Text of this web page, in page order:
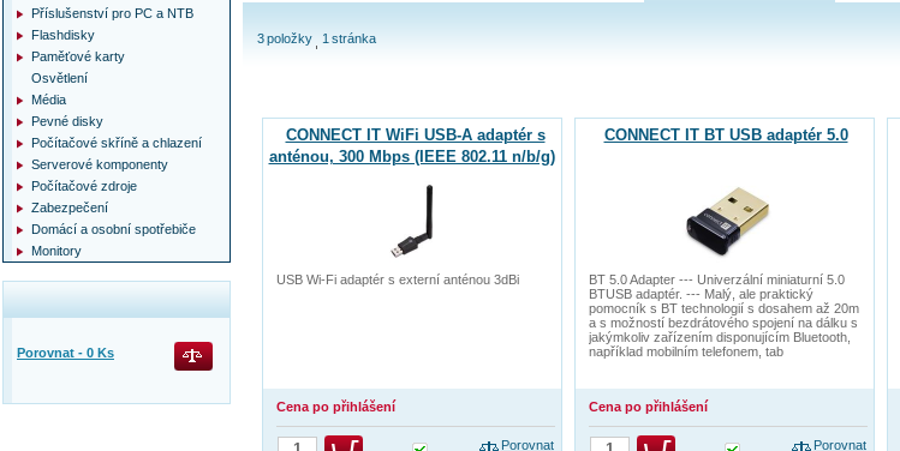
3položky 1 stránka
CONNECT IT WiFi USB-A adaptér s
anténou, 300 Mbps (IEEE 802.11 n/b/g)
USB Wi-Fi adaptér s externí anténou 3dBi
Cena po přihlášení
Porovnat
CONNECT IT BT USB adaptér 5.0
BT 5.0 Adapter --- Univerzální miniaturní 5.0
BTUSB adaptér. --- Malý, ale praktický
pomocník s BT technologií s dosahem až 20m
a s možností bezdrátového spojení na dálku s
jakýmkoliv zařízením disponujícím Bluetooth,
například mobilním telefonem, tab
Cena po přihlášení
Porovnat
Příslušenství pro PC a NTB
Flashdisky
Paměťové karty
Osvětlení
Média
Pevné disky
Počítačové skříně a chlazení
Serverové komponenty
Počítačové zdroje
Zabezpečení
Domácí a osobní spotřebiče
Monitory
Porovnat - 0 Ks